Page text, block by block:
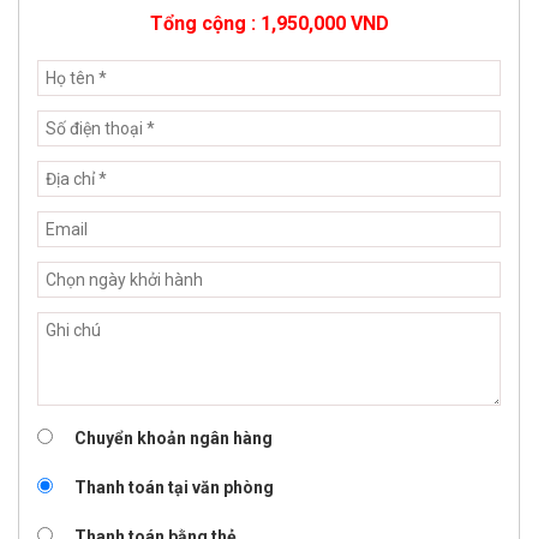
Tổng cộng : 1,950,000VND
Chuyển khoản ngân hàng
Thanh toán tại văn phòng